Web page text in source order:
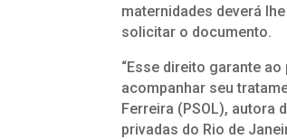
maternidades deverá
solicitar o documento.
“Esse direito garante
acompanhar seu
Ferreira (PSOL), autora
privadas do Rio de